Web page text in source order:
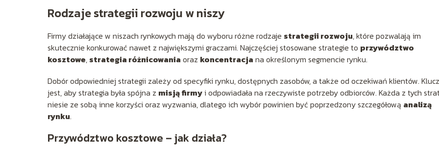
Rodzaje strategii rozwoju w niszy
Firmy działające w niszach rynkowych mają do wyboru różne rodzaje strategii rozwoju, które pozwalają im
skutecznie konkurować nawet z największymi graczami. Najczęściej stosowane strategie to przywództwo
kosztowe, strategia różnicowania oraz koncentracja na określonym segmencie rynku.
Dobór odpowiedniej strategii zależy od specyfiki rynku, dostępnych zasobów, a także od oczekiwań klientów.
jest, aby strategia była spójna z misją firmyi odpowiadała na rzeczywiste potrzeby odbiorców. Każda z tych
niesie ze sobą inne korzyści oraz wyzwania, dlatego ich wybór powinien być poprzedzony szczegółową analizą
rynku.
Przywództwo kosztowe – jak działa?